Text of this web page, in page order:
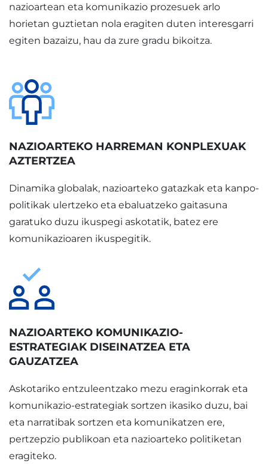
nazioartean eta komunikazio prozesuek arlo
horietan guztietan nola eragiten duten interesgarri
egiten bazaizu, hau da zure gradu bikoitza.
NAZIOARTEKO HARREMAN KONPLEXUAK
AZTERTZEA
Dinamika globalak, nazioarteko gatazkak eta kanpo-
politikak ulertzeko eta ebaluatzeko gaitasuna
garatuko duzu ikuspegi askotatik, batez ere
komunikazioaren ikuspegitik.
NAZIOARTEKO KOMUNIKAZIO-
ESTRATEGIAK DISEINATZEA ETA
GAUZATZEA
Askotariko entzuleentzako mezu eraginkorrak eta
komunikazio-estrategiak sortzen ikasiko duzu, bai
eta narratibak sortzen eta komunikatzen ere,
pertzepzio publikoan eta nazioarteko politiketan
eragiteko.